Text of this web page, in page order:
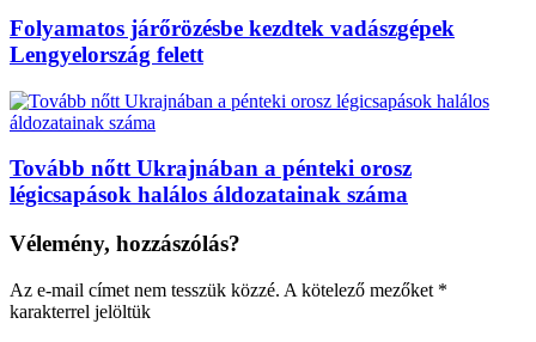
Folyamatos járőrözésbe kezdtek vadászgépek
Lengyelország felett
Tovább nőtt Ukrajnában a pénteki orosz
légicsapások halálos áldozatainak száma
Vélemény, hozzászólás?
Az e-mail címet nem tesszük közzé. A kötelező mezőket *
karakterrel jelöltük